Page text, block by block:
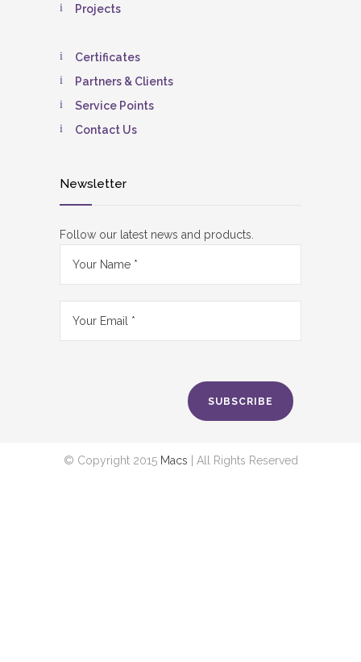
Projects
Certificates
Partners & Clients
Service Points
Contact Us
Newsletter
Follow our latest news and products.
SUBSCRIBE
© Copyright 2015 Macs | All Rights Reserved